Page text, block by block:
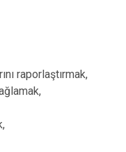
raporlaştırmak,